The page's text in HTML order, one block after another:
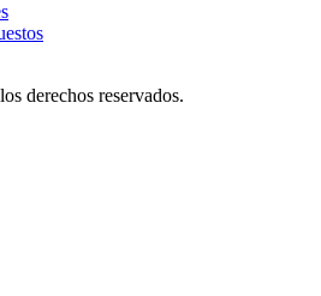
derechos reservados.